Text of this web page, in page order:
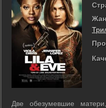
Две обезумевшие